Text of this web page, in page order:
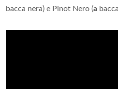
bacca nera) e Pinot Nero (a